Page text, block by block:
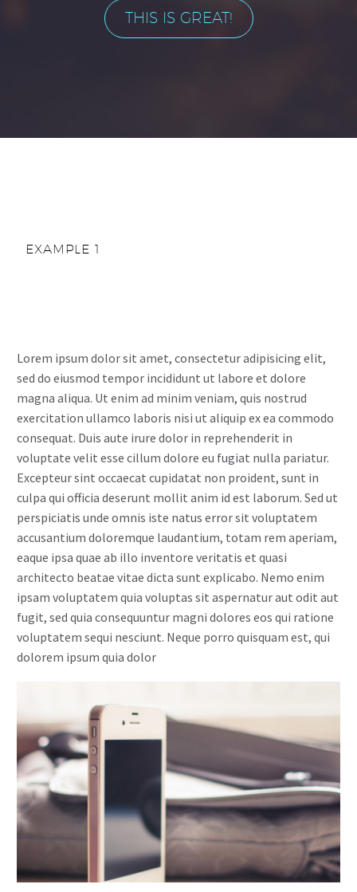
THIS IS GREAT!
EXAMPLE 1
Lorem ipsum dolor sit amet, consectetur adipisicing elit,
sed do eiusmod tempor incididunt ut labore et dolore
magna aliqua. Ut enim ad minim veniam, quis nostrud
exercitation ullamco laboris nisi ut aliquip ex ea commodo
consequat. Duis aute irure dolor in reprehenderit in
voluptate velit esse cillum dolore eu fugiat nulla pariatur.
Excepteur sint occaecat cupidatat non proident, sunt in
culpa qui officia deserunt mollit anim id est laborum. Sed ut
perspiciatis unde omnis iste natus error sit voluptatem
accusantium doloremque laudantium, totam rem aperiam,
eaque ipsa quae ab illo inventore veritatis et quasi
architecto beatae vitae dicta sunt explicabo. Nemo enim
ipsam voluptatem quia voluptas sit aspernatur aut odit aut
fugit, sed quia consequuntur magni dolores eos qui ratione
voluptatem sequi nesciunt. Neque porro quisquam est, qui
dolorem ipsum quia dolor